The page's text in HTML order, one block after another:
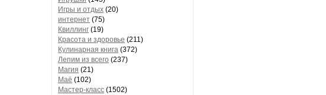
Игры и отдых (20)
интернет (75)
Квиллинг (19)
Красота и здоровье (211)
Кулинарная книга (372)
Лепим из всего (237)
Магия (21)
Маё (102)
Мастер-класс (1502)